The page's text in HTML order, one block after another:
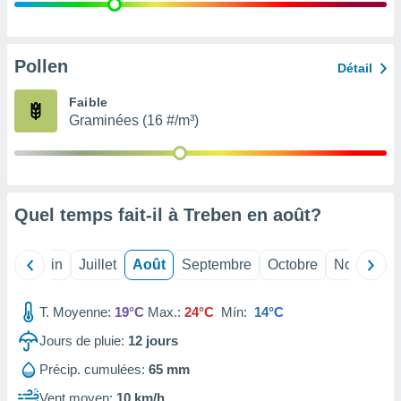
ce
de
web.
Pollen Détail
Faible
Graminées (16 #/m³)
Quel temps fait-il à Treben en août?
Juin Juillet Août Septembre Octobre Novembre
T. Moyenne: 19°C Max.: 24°C Mín: 14°C
Jours de pluie: 12 jours
Précip. cumulées: 65 mm
Vent moyen: 10 km/h